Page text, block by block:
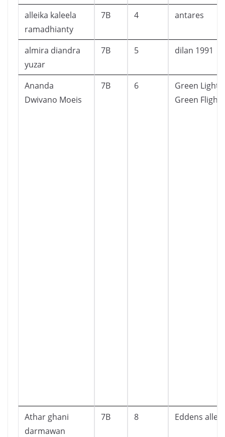
alleika kaleela
ramadhianty
7B 4 antares
almira diandra
yuzar
7B 5 dilan 1991
Ananda
Dwivano Moeis
7B 6
Green Light
Green Flight
Athar ghani
darmawan
7B 8 Eddens alley